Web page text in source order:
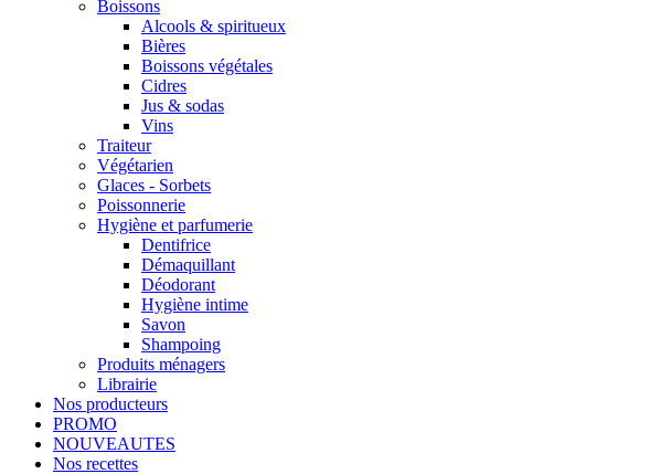
Boissons
Alcools & spiritueux
Bières
Boissons végétales
Cidres
Jus & sodas
Vins
Traiteur
Végétarien
Glaces - Sorbets
Poissonnerie
Hygiène et parfumerie
Dentifrice
Démaquillant
Déodorant
Hygiène intime
Savon
Shampoing
Produits ménagers
Librairie
Nos producteurs
PROMO
NOUVEAUTES
Nos recettes